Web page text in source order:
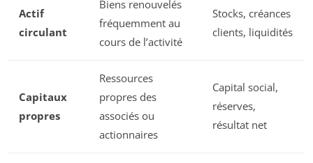
Actif
circulant
Biens renouvelés
fréquemment au
cours de l’activité
Stocks, créances
clients, liquidités
Capitaux
propres
Ressources
propres des
associés ou
actionnaires
Capital social,
réserves,
résultat net